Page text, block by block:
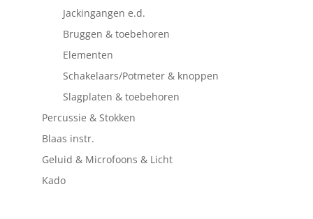
Jackingangen e.d.
Bruggen & toebehoren
Elementen
Schakelaars/Potmeter & knoppen
Slagplaten & toebehoren
Percussie & Stokken
Blaas instr.
Geluid & Microfoons & Licht
Kado